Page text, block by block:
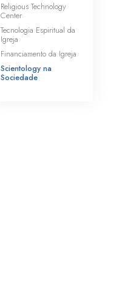
Religious Technology
Center
Tecnologia Espiritual da
Igreja
Financiamento da Igreja
Scientology na
Sociedade